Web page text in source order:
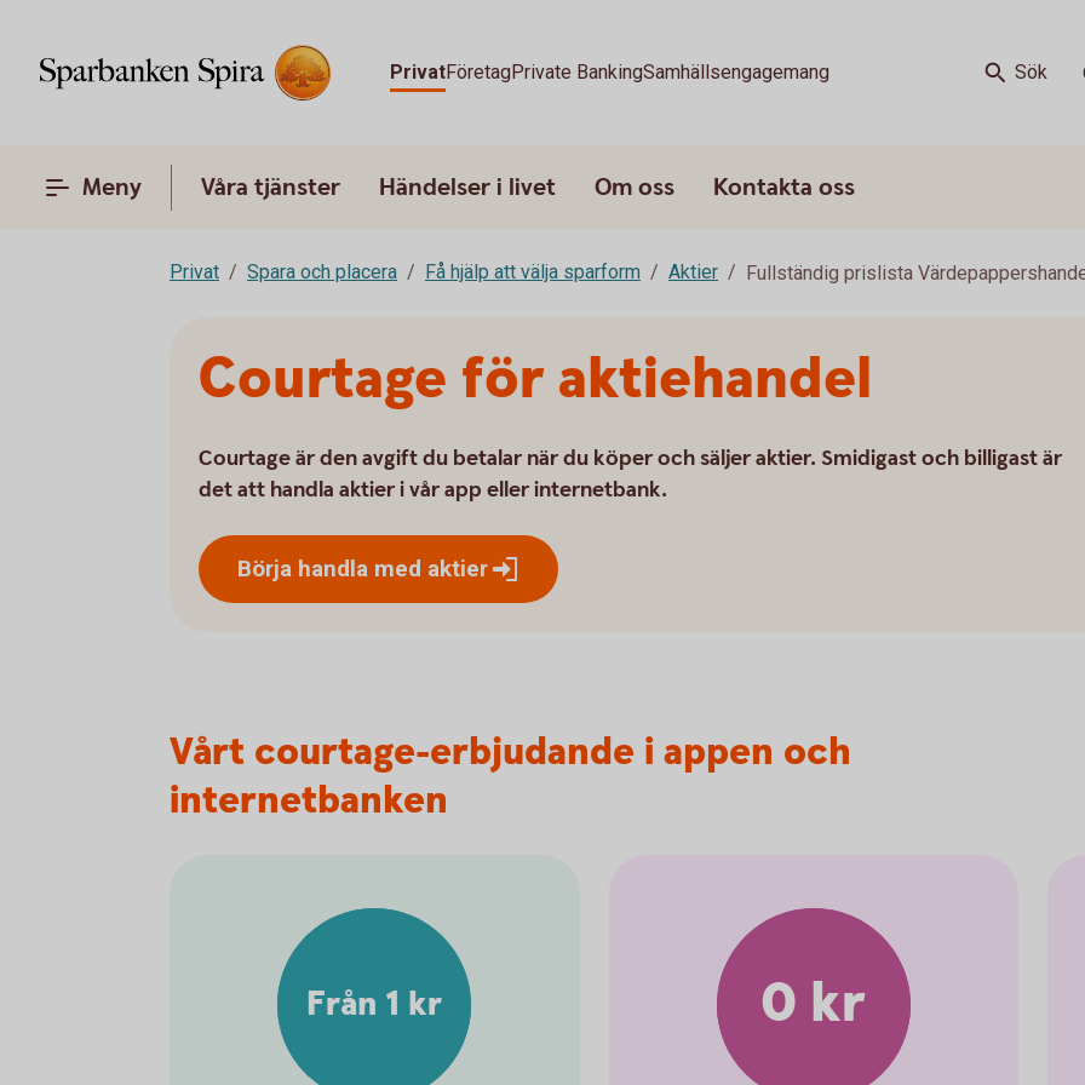
PrivatFöretagPrivate BankingSamhällsengagemang Sök
Meny Våra tjänster Händelser i livet Om oss Kontakta oss
Privat Spara och placera Få hjälp att välja sparform Aktier Fullständig prislista
Courtage för aktiehandel
Courtage är den avgift du betalar när du köper och säljer aktier. Smidigast och billigast är
det att handla aktier i vår app eller internetbank.
Börja handla med aktier
Vårt courtage-erbjudande i appen och
internetbanken
Från 1 kr 0 kr